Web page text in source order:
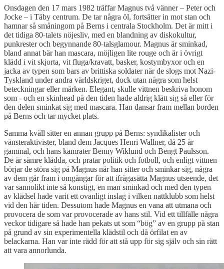
Onsdagen den 17 mars 1982 träffar Magnus två vänner – Peter och
Jocke – i Täby centrum. De tar några öl, fortsätter in mot stan och
hamnar så småningom på Berns i centrala Stockholm. Det är mitt i
det tidiga 80-talets nöjesliv, med en blandning av diskokultur,
punkrester och begynnande 80-talsglamour. Magnus är sminkad,
bland annat bär han mascara, möjligen lite rouge och är i övrigt
klädd i vit skjorta, vit fluga/kravatt, basker, kostymbyxor och en
jacka av typen som bars av brittiska soldater när de slogs mot Nazi-
Tyskland under andra världskriget, dock utan några som helst
beteckningar eller märken. Elegant, skulle vittnen beskriva honom
som - och en skinhead på den tiden hade aldrig klätt sig så eller för
den delen sminkat sig med mascara. Han dansar fram mellan borden
på Berns och tar mycket plats.
Samma kväll sitter en annan grupp på Berns: syndikalister och
vänsteraktivister, bland dem Jacques Henri Wallner, då 25 år
gammal, och hans kamrater Benny Wiklund och Bengt Paulsson.
De är sämre klädda, och pratar politik och fotboll, och enligt vittnen
börjar de störa sig på Magnus när han sitter och sminkar sig, några
av dem går fram i omgångar för att ifrågasätta Magnus utseende, det
var sannolikt inte så konstigt, en man sminkad och med den typen
av klädsel hade varit ett ovanligt inslag i vilken nattklubb som helst
vid den här tiden. Dessutom hade Magnus en vana att utmana och
provocera de som var provocerade av hans stil. Vid ett tillfälle några
veckor tidigare så hade han pekats ut som “bög” av en grupp på stan
på grund av sin experimentella klädstil och då örfilat en av
belackarna. Han var inte rädd för att stå upp för sig själv och sin rätt
att vara annorlunda.